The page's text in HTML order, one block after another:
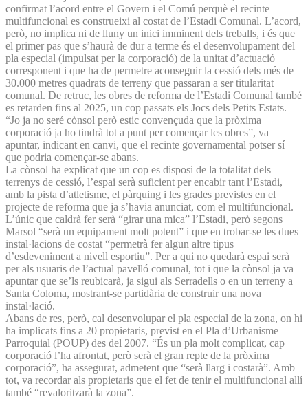
confirmat l’acord entre el Govern i el Comú perquè el recinte
multifuncional es construeixi al costat de l’Estadi Comunal. L’acord,
però, no implica ni de lluny un inici imminent dels treballs, i és que
el primer pas que s’haurà de dur a terme és el desenvolupament del
pla especial (impulsat per la corporació) de la unitat d’actuació
corresponent i que ha de permetre aconseguir la cessió dels més de
30.000 metres quadrats de terreny que passaran a ser titularitat
comunal. De retruc, les obres de reforma de l’Estadi Comunal també
es retarden fins al 2025, un cop passats els Jocs dels Petits Estats.
“Jo ja no seré cònsol però estic convençuda que la pròxima
corporació ja ho tindrà tot a punt per començar les obres”, va
apuntar, indicant en canvi, que el recinte governamental potser sí
que podria començar-se abans.
La cònsol ha explicat que un cop es disposi de la totalitat dels
terrenys de cessió, l’espai serà suficient per encabir tant l’Estadi,
amb la pista d’atletisme, el pàrquing i les grades previstes en el
projecte de reforma que ja s’havia anunciat, com el multifuncional.
L’únic que caldrà fer serà “girar una mica” l’Estadi, però segons
Marsol “serà un equipament molt potent” i que en trobar-se les dues
instal·lacions de costat “permetrà fer algun altre tipus
d’esdeveniment a nivell esportiu”. Per a qui no quedarà espai serà
per als usuaris de l’actual pavelló comunal, tot i que la cònsol ja va
apuntar que se’ls reubicarà, ja sigui als Serradells o en un terreny a
Santa Coloma, mostrant-se partidària de construir una nova
instal·lació.
Abans de res, però, cal desenvolupar el pla especial de la zona, on hi
ha implicats fins a 20 propietaris, previst en el Pla d’Urbanisme
Parroquial (POUP) des del 2007. “És un pla molt complicat, cap
corporació l’ha afrontat, però serà el gran repte de la pròxima
corporació”, ha assegurat, admetent que “serà llarg i costarà”. Amb
tot, va recordar als propietaris que el fet de tenir el multifuncional allí
també “revaloritzarà la zona”.